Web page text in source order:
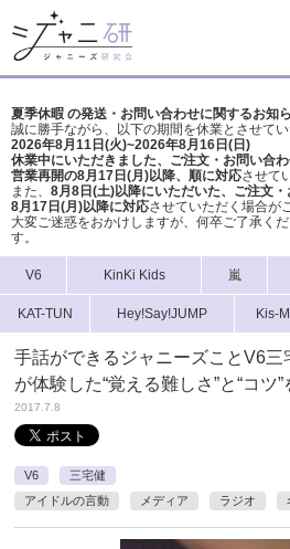
夏季休暇 の発送・お問い合わせに関するお知
誠に勝手ながら、以下の期間を休業とさせてい
2026年8月11日(火)~2026年8月16日(日)
休業中にいただきました、ご注文・お問い合わ
営業再開の8月17日(月)以降、順に対応させて
また、 8月8日(土)以降にいただいた、ご注文・
8月17日(月)以降に対応させていただく場合が
大変ご迷惑をおかけしますが、 何卒ご了承く
す。
V6 KinKi Kids 嵐
KAT-TUN Hey!Say!JUMP Kis-
手話ができるジャニーズことV6三
が体験した“覚える難しさ”と“コツ”
2017.7.8
V6
三宅健
アイドルの言動
メディア ラジオ